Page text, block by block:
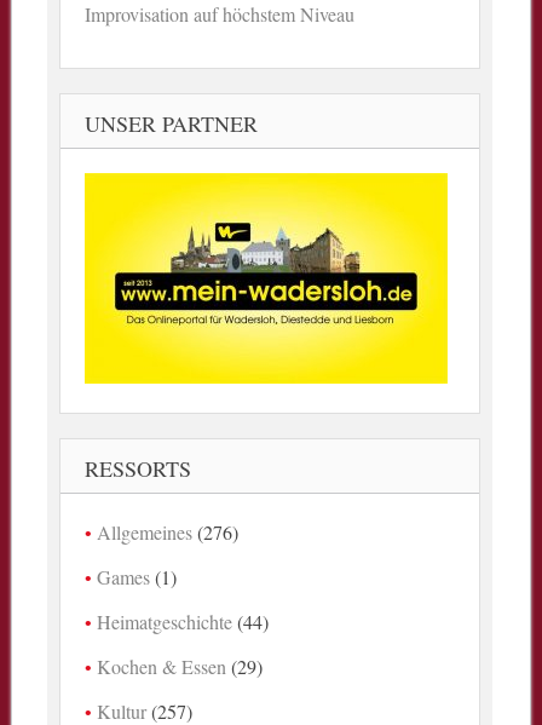
Improvisation auf höchstem Niveau
UNSER PARTNER
RESSORTS
Allgemeines(276)
Games(1)
Heimatgeschichte(44)
Kochen & Essen (29)
Kultur(257)